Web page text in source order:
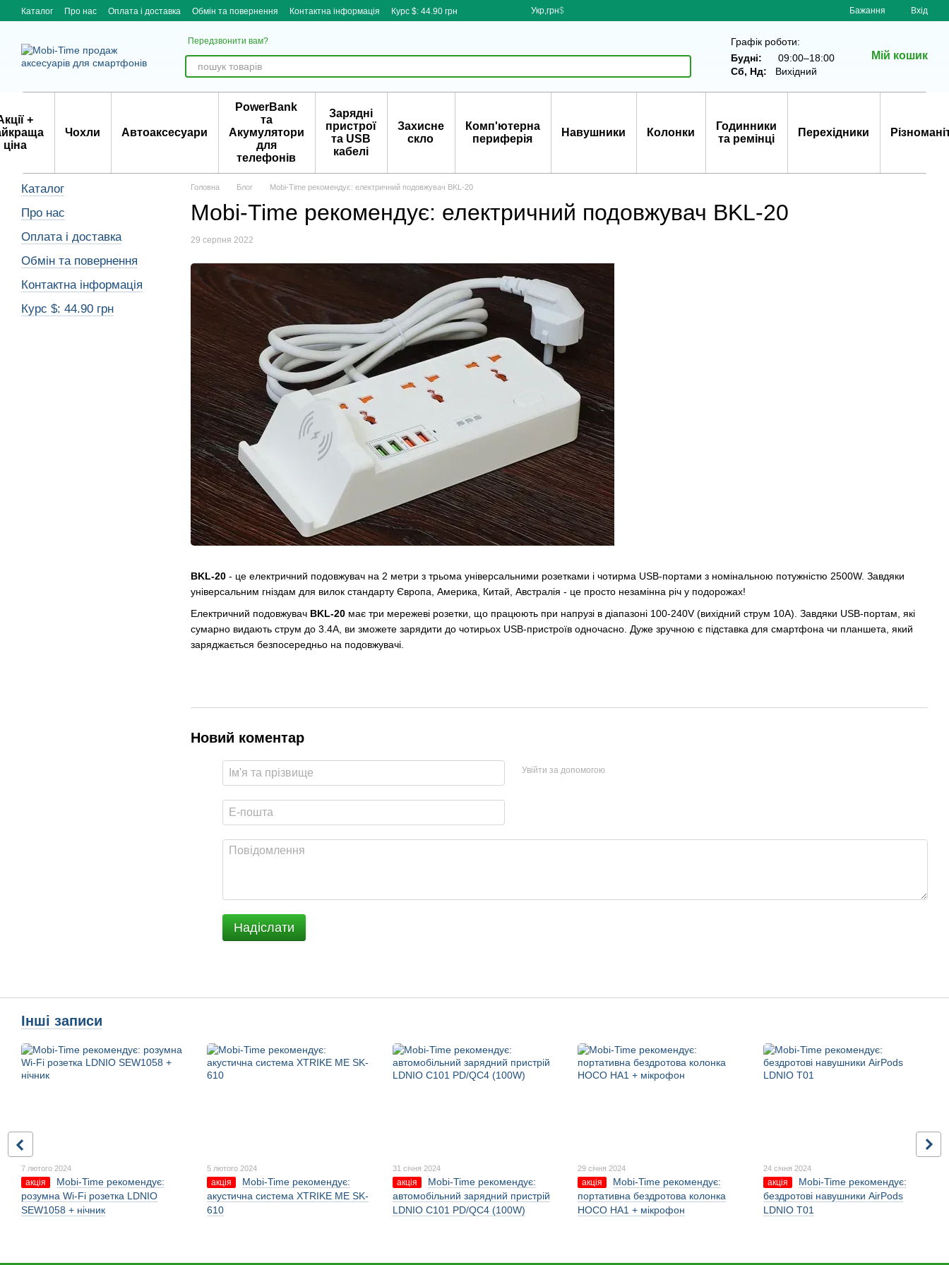
Перейти до основного контенту
Каталог Про нас Оплата і доставка Обмін та повернення Контактна інформація Курс $: 44.90 грн Укр,грн$ Бажання Вхід
Передзвонити вам?
Графік роботи:
Будні:
09:00–18:00
Сб, Нд:
Вихідний
Мій кошик
+
ціна
Чохли Автоаксесуари
PowerBank
та
Акумулятори
для
телефонів
Зарядні
пристрої
та USB
кабелі
Захисне
скло
Комп'ютерна
периферія
Навушники Колонки
Годинники
та ремінці
Перехідники
Головна Блог Mobi-Time рекомендує: електричний подовжувач BKL-20
Mobi-Time рекомендує: електричний подовжувач BKL-20
29 серпня 2022
BKL-20 - це електричний подовжувач на 2 метри з трьома універсальними розетками і чотирма USB-портами з номінальною потужністю 2500W. Завдяки
універсальним гніздам для вилок стандарту Європа, Америка, Китай, Австралія - ​​це просто незамінна річ у подорожах!
Електричний подовжувач BKL-20 має три мережеві розетки, що працюють при напрузі в діапазоні 100-240V (вихідний струм 10А). Завдяки USB-портам, які
сумарно видають струм до 3.4А, ви зможете зарядити до чотирьох USB-пристроїв одночасно. Дуже зручною є підставка для смартфона чи планшета, який
заряджається безпосередньо на подовжувачі.
Новий коментар
Увійти за допомогою
Надіслати
Каталог
Про нас
Оплата і доставка
Обмін та повернення
Контактна інформація
Курс $: 44.90 грн
Інші записи
7 лютого 2024
акція
Mobi-Time рекомендує:
розумна Wi-Fi розетка LDNIO
SEW1058 + нічник
5 лютого 2024
акція
Mobi-Time рекомендує:
акустична система XTRIKE ME SK-
610
31 січня 2024
акція
Mobi-Time рекомендує:
автомобільний зарядний пристрій
LDNIO C101 PD/QC4 (100W)
29 січня 2024
акція
Mobi-Time рекомендує:
портативна бездротова колонка
HOCO HA1 + мікрофон
24 січня 2024
акція
Mobi-Time рекомендує:
бездротові навушники AirPods
LDNIO T01